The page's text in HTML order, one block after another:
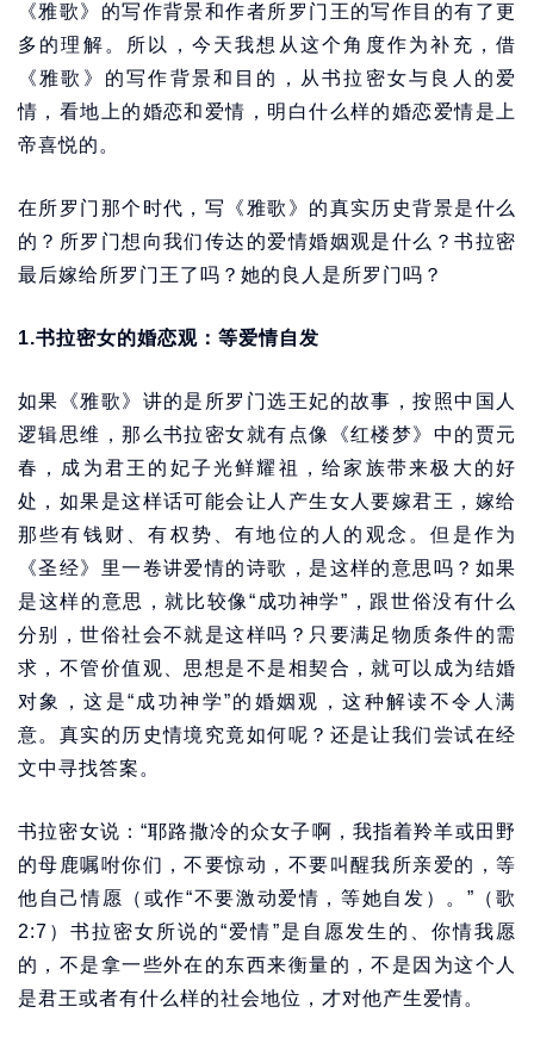
《雅歌》的写作背景和作者所罗门王的写作目的有了更
多的理解。所以，今天我想从这个角度作为补充，借
《雅歌》的写作背景和目的，从书拉密女与良人的爱
情，看地上的婚恋和爱情，明白什么样的婚恋爱情是上
帝喜悦的。
在所罗门那个时代，写《雅歌》的真实历史背景是什么
的？所罗门想向我们传达的爱情婚姻观是什么？书拉密
最后嫁给所罗门王了吗？她的良人是所罗门吗？
1.书拉密女的婚恋观：等爱情自发
如果《雅歌》讲的是所罗门选王妃的故事，按照中国人
逻辑思维，那么书拉密女就有点像《红楼梦》中的贾元
春，成为君王的妃子光鲜耀祖，给家族带来极大的好
处，如果是这样话可能会让人产生女人要嫁君王，嫁给
那些有钱财、有权势、有地位的人的观念。但是作为
《圣经》里一卷讲爱情的诗歌，是这样的意思吗？如果
是这样的意思，就比较像“成功神学”，跟世俗没有什么
分别，世俗社会不就是这样吗？只要满足物质条件的需
求，不管价值观、思想是不是相契合，就可以成为结婚
对象，这是“成功神学”的婚姻观，这种解读不令人满
意。真实的历史情境究竟如何呢？还是让我们尝试在经
文中寻找答案。
书拉密女说：“耶路撒冷的众女子啊，我指着羚羊或田野
的母鹿嘱咐你们，不要惊动，不要叫醒我所亲爱的，等
他自己情愿（或作“不要激动爱情，等她自发）。”（歌
2:7）书拉密女所说的“爱情”是自愿发生的、你情我愿
的，不是拿一些外在的东西来衡量的，不是因为这个人
是君王或者有什么样的社会地位，才对他产生爱情。